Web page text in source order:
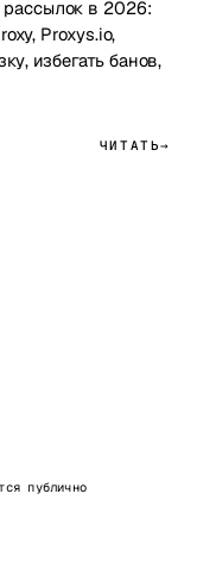
в 2026:
Proxys.io,
избегать банов,
ЧИТАТЬ
публично